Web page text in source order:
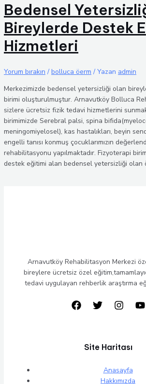
Bedensel
Bireylerde Destek
Hizmetleri
Yorum bırakın / bolluca öerm / Yazan admin
Merkezimizde bedensel yetersizliği olan
birimi oluşturulmuştur. Arnavutköy Bolluca
sizlere ücretsiz fizik tedavi hizmetlerini
birimimizde Serebral palsi, spina
meningomiyelosel), kas hastalıkları, beyin
engelli tanısı konmuş çocuklarımızın
rehabilitasyonu yapılmaktadır. Fizyoterapi
destek eğitimi alan bedensel yetersizliği olan
Arnavutköy Rehabilitasyon Merkezi
bireylere ücretsiz özel
tedavi uygulayan rehberlik araştırma
Site Haritası
Anasayfa
Hakkımızda